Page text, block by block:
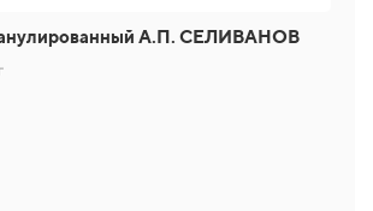
А.П. СЕЛИВАНОВ